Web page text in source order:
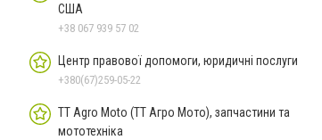
США
+38 067 939 57 02
Центр правової допомоги, юридичні послуги
+380(67)259-05-22
TT Agro Moto (ТТ Агро Мото), запчастини та
мототехніка